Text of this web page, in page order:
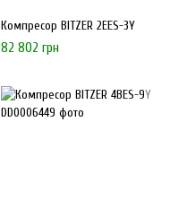
Компресор BITZER 2EES-3Y
82 802 грн